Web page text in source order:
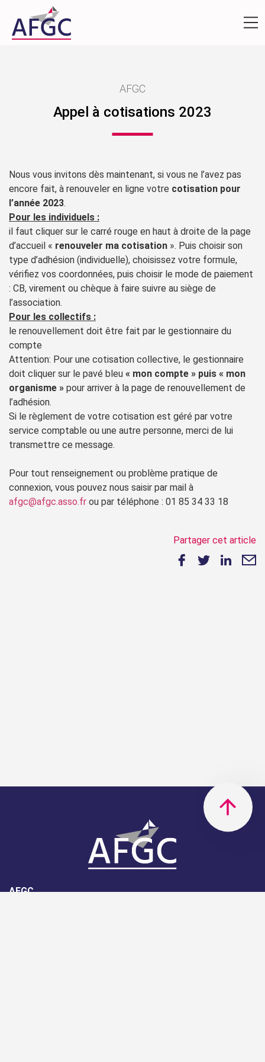
AFGC
Appel à cotisations 2023
Nous vous invitons dès maintenant, si vous ne l’avez pas
encore fait, à renouveler en ligne votre cotisation pour
l’année 2023.
Pour les individuels :
il faut cliquer sur le carré rouge en haut à droite de la page
d’accueil « renouveler ma cotisation ». Puis choisir son
type d’adhésion (individuelle), choisissez votre formule,
vérifiez vos coordonnées, puis choisir le mode de paiement
: CB, virement ou chèque à faire suivre au siège de
l’association.
Pour les collectifs :
le renouvellement doit être fait par le gestionnaire du
compte
Attention: Pour une cotisation collective, le gestionnaire
doit cliquer sur le pavé bleu « mon compte » puis « mon
organisme » pour arriver à la page de renouvellement de
l’adhésion.
Si le règlement de votre cotisation est géré par votre
service comptable ou une autre personne, merci de lui
transmettre ce message.
Pour tout renseignement ou problème pratique de
connexion, vous pouvez nous saisir par mail à
afgc@afgc.asso.fr ou par téléphone : 01 85 34 33 18
Partager cet article
AFGC